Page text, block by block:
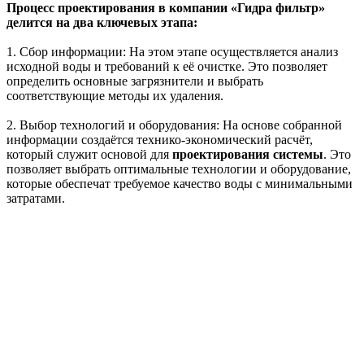
Процесс проектирования в компании «Гидра фильтр»
делится на два ключевых этапа:
1. Сбор информации: На этом этапе осуществляется анализ
исходной воды и требований к её очистке. Это позволяет
определить основные загрязнители и выбрать
соответствующие методы их удаления.
2. Выбор технологий и оборудования: На основе собранной
информации создаётся технико-экономический расчёт,
который служит основой для проектирования системы. Это
позволяет выбрать оптимальные технологии и оборудование,
которые обеспечат требуемое качество воды с минимальными
затратами.